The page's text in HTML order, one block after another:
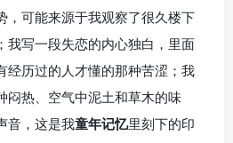
，可能来源于我观察了很久楼下
我写一段失恋的内心独白，里面
经历过的人才懂的那种苦涩；我
闷热、空气中泥土和草木的味
音，这是我童年记忆里刻下的印